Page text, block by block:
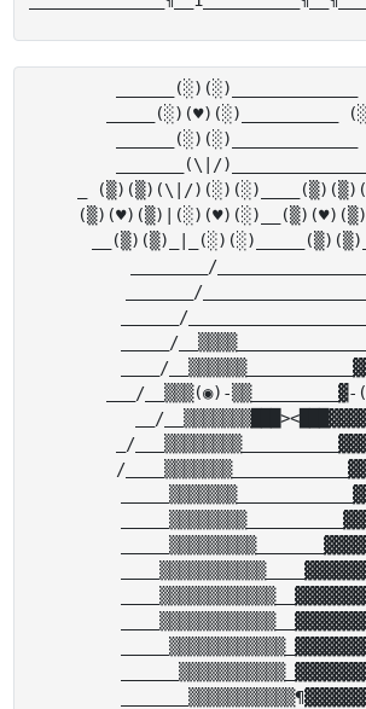
_____(░)(♥)(░)__________
_______(\|/
_ (▒)(▒)(\|/
________/
_______/
______/
_____/
____/
___/__▒▒▒(◉)-▒▒_________▓-
__/
_/
/